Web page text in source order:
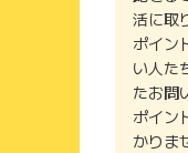
活に取
ポイン
い人た
たお問
ポイン
かりま